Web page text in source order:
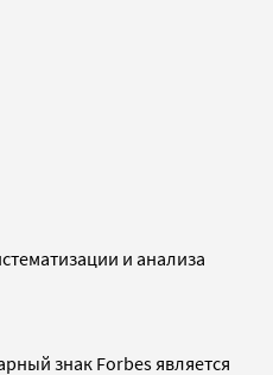
и анализа
знак Forbes является